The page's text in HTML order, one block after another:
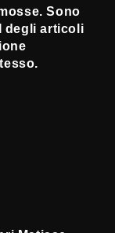
Sono
degli articoli